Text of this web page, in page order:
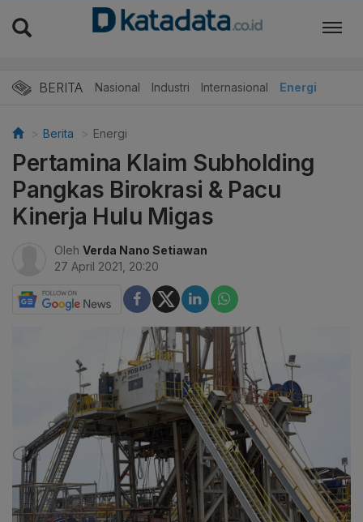
BERITA Nasional Industri Internasional Energi
Berita Energi
Pertamina Klaim Subholding
Pangkas Birokrasi & Pacu
Kinerja Hulu Migas
Oleh Verda Nano Setiawan
27 April 2021, 20:20